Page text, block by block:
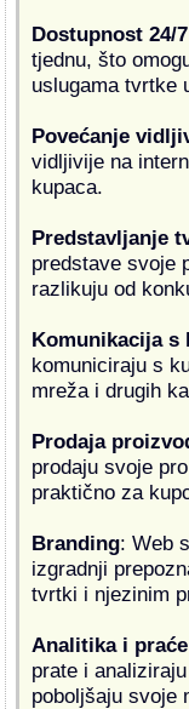
Dostupnost 24/7
tjednu, što
uslugama tvrtke
Povećanje
vidljivije na
kupaca.
Predstavljanje
predstave svoje
razlikuju od
Komunikacija s
komuniciraju s
mreža i drugih
Prodaja
prodaju svoje
praktično za
Branding: Web
izgradnji
tvrtki i njezinim
Analitika i
prate i
poboljšaju svoje